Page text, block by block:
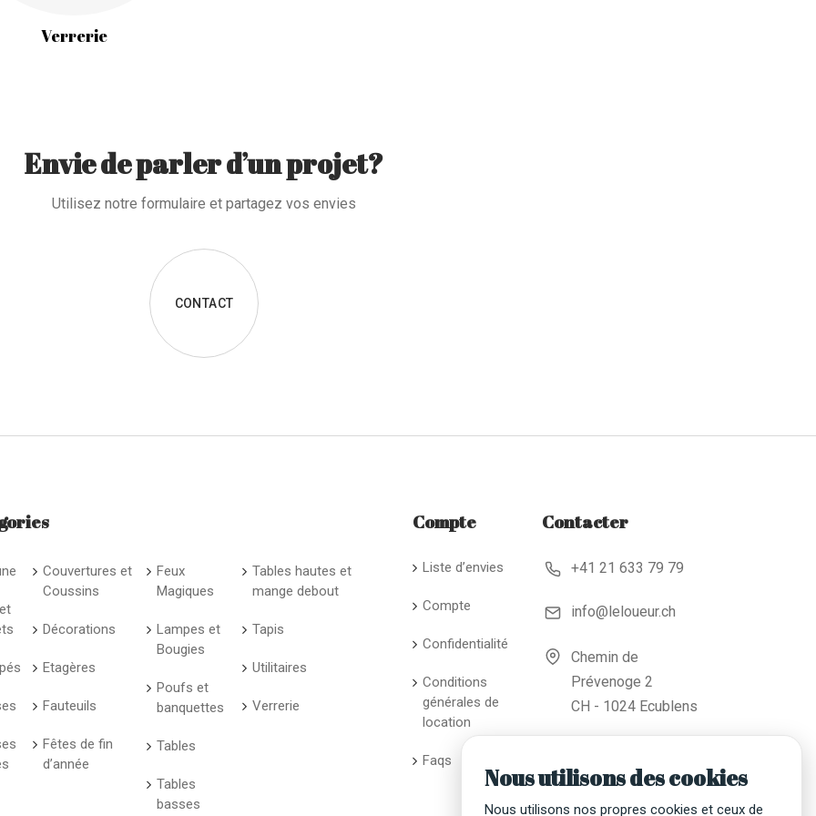
Verrerie
Envie de parler d’un projet?
Utilisez notre formulaire et partagez vos envies
CONTACT
Couvertures et
Coussins
Décorations
Etagères
Fauteuils
Fêtes de fin
d’année
Feux
Magiques
Lampes et
Bougies
Poufs et
banquettes
Tables
Tables
basses
Tables hautes et
mange debout
Tapis
Utilitaires
Verrerie
Compte
Liste d’envies
Compte
Confidentialité
Conditions
générales de
location
Faqs
Contacter
+41 21 633 79 79
info@leloueur.ch
Chemin de
Prévenoge 2
CH - 1024 Ecublens
Nous utilisons des cookies
Nous utilisons nos propres cookies et ceux de